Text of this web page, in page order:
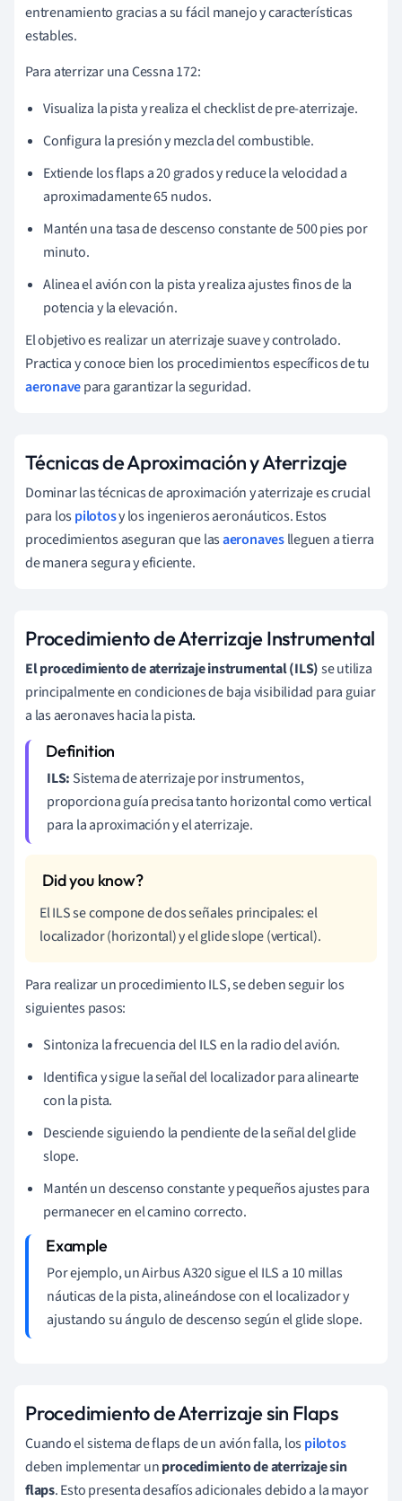
entrenamiento gracias a su fácil manejo y características
estables.
Para aterrizar una Cessna 172:
Visualiza la pista y realiza el checklist de pre-aterrizaje.
Configura la presión y mezcla del combustible.
Extiende los flaps a 20 grados y reduce la velocidad a
aproximadamente 65 nudos.
Mantén una tasa de descenso constante de 500 pies por
minuto.
Alinea el avión con la pista y realiza ajustes finos de la
potencia y la elevación.
El objetivo es realizar un aterrizaje suave y controlado.
Practica y conoce bien los procedimientos específicos de tu
aeronavepara garantizar la seguridad.
Técnicas de Aproximación y Aterrizaje
Dominar las técnicas de aproximación y aterrizaje es crucial
para lospilotosy los ingenieros aeronáuticos. Estos
procedimientos aseguran que lasaeronaveslleguen a tierra
de manera segura y eficiente.
Procedimiento de Aterrizaje Instrumental
El procedimiento de aterrizaje instrumental (ILS)se utiliza
principalmente en condiciones de baja visibilidad para guiar
a las aeronaves hacia la pista.
ILS: Sistema de aterrizaje por instrumentos,
proporciona guía precisa tanto horizontal como vertical
para la aproximación y el aterrizaje.
El ILS se compone de dos señales principales: el
localizador (horizontal) y el glide slope (vertical).
Para realizar un procedimiento ILS, se deben seguir los
siguientes pasos:
Sintoniza la frecuencia del ILS en la radio del avión.
Identifica y sigue la señal del localizador para alinearte
con la pista.
Desciende siguiendo la pendiente de la señal del glide
slope.
Mantén un descenso constante y pequeños ajustes para
permanecer en el camino correcto.
Por ejemplo, un Airbus A320 sigue el ILS a 10 millas
náuticas de la pista, alineándose con el localizador y
ajustando su ángulo de descenso según el glide slope.
Procedimiento de Aterrizaje sin Flaps
Cuando el sistema de flaps de un avión falla, lospilotos
deben implementar unprocedimiento de aterrizaje sin
flaps. Esto presenta desafíos adicionales debido a la mayor